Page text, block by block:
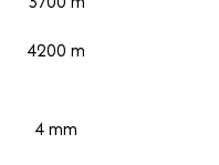
4200 m
4 mm